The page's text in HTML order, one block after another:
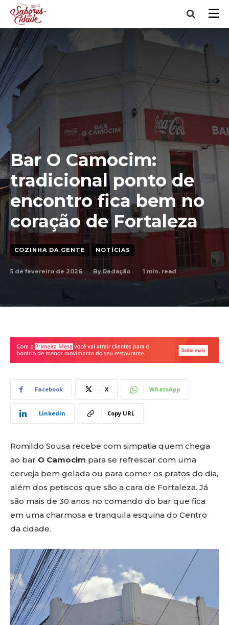
Bar O Camocim:
tradicional ponto de
encontro fica bem no
coração de Fortaleza
COZINHA DA GENTE NOTÍCIAS
5 de fevereiro de 2026 By Redação 1 min. read
Facebook X WhatsApp
Linkedin Copy URL
Romildo Sousa recebe com simpatia quem chega
ao bar O Camocim para se refrescar com uma
cerveja bem gelada ou para comer os pratos do dia,
além dos petiscos que são a cara de Fortaleza. Já
são mais de 30 anos no comando do bar que fica
em uma charmosa e tranquila esquina do Centro
da cidade.